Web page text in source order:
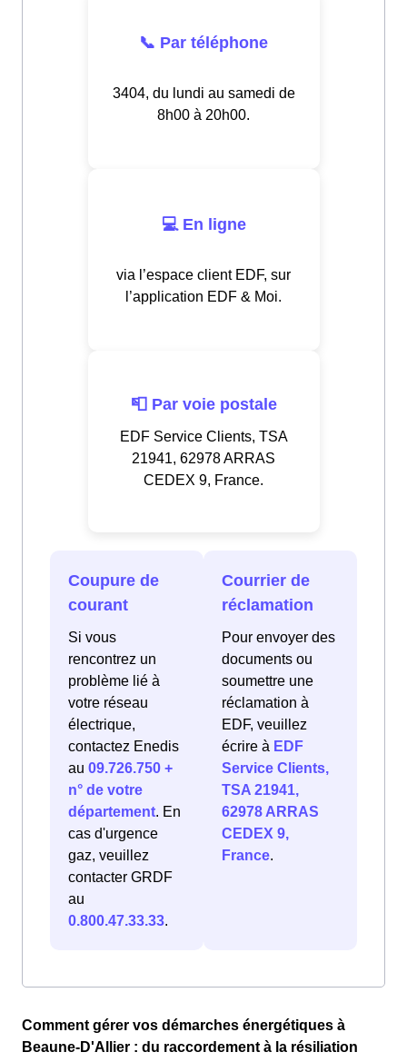
📞 Par téléphone
3404, du lundi au samedi de
8h00 à 20h00.
💻 En ligne
via l’espace client EDF, sur
l’application EDF & Moi.
📮 Par voie postale
EDF Service Clients, TSA
21941, 62978 ARRAS
CEDEX 9, France.
Coupure de
courant
Si vous
rencontrez un
problème lié à
votre réseau
électrique,
contactez Enedis
au 09.726.750 +
n° de votre
département. En
cas d'urgence
gaz, veuillez
contacter GRDF
au
0.800.47.33.33.
Courrier de
réclamation
Pour envoyer des
documents ou
soumettre une
réclamation à
EDF, veuillez
écrire à EDF
Service Clients,
TSA 21941,
62978 ARRAS
CEDEX 9,
France.
Comment gérer vos démarches énergétiques à
Beaune-D'Allier : du raccordement à la résiliation